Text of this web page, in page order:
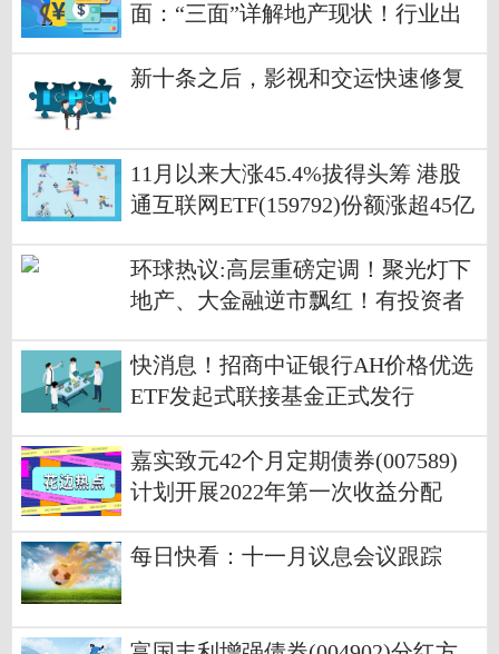
面：“三面”详解地产现状！行业出
新十条之后，影视和交运快速修复
11月以来大涨45.4%拔得头筹 港股
通互联网ETF(159792)份额涨超45亿
环球热议:高层重磅定调！聚光灯下
地产、大金融逆市飘红！有投资者
了！
快消息！招商中证银行AH价格优选
ETF发起式联接基金正式发行
嘉实致元42个月定期债券(007589)
计划开展2022年第一次收益分配
每日快看：十一月议息会议跟踪